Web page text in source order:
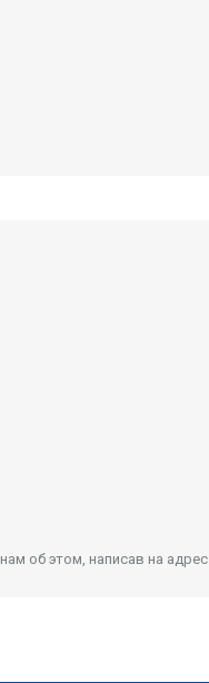
об этом, написав на адрес